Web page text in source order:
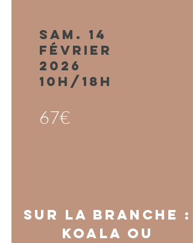
sam. 14
février
2026
10h/18H
67€
sur la branche :
Koala ou